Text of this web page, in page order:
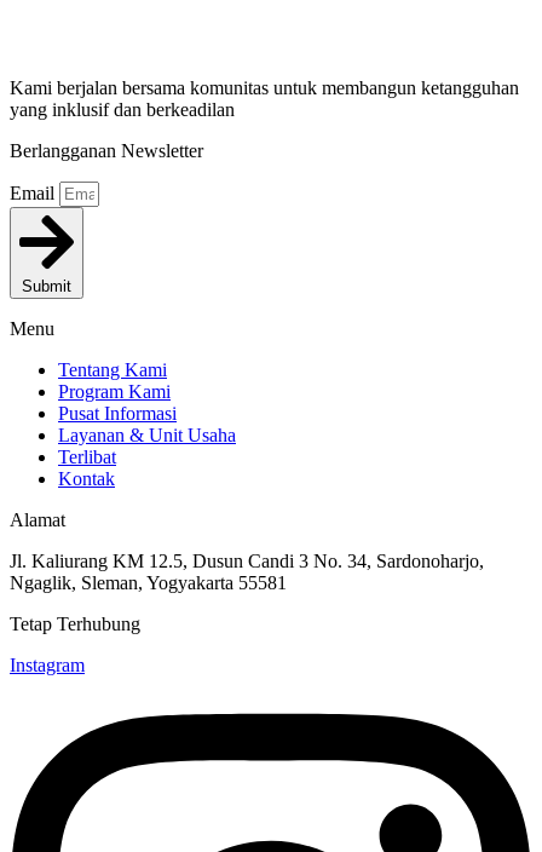
Kami berjalan bersama komunitas untuk membangun ketangguhan
yang inklusif dan berkeadilan
Berlangganan Newsletter
Email
Submit
Menu
Tentang Kami
Program Kami
Pusat Informasi
Layanan & Unit Usaha
Terlibat
Kontak
Alamat
Jl. Kaliurang KM 12.5, Dusun Candi 3 No. 34, Sardonoharjo,
Ngaglik, Sleman, Yogyakarta 55581
Tetap Terhubung
Instagram